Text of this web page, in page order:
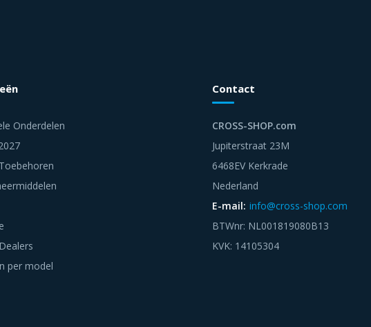
Onderdelen
per model
Contact
CROSS-SHOP.com
Jupiterstraat 23M
6468EV Kerkrade
Nederland
E-mail: info@cross-shop.com
BTWnr: NL001819080B13
KVK: 14105304